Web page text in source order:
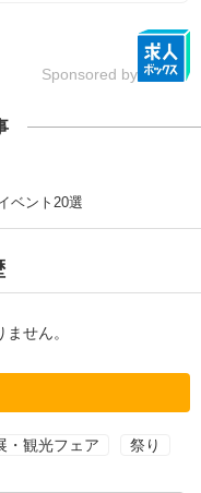
Sponsored by
ベント20選
せん。
・観光フェア 祭り